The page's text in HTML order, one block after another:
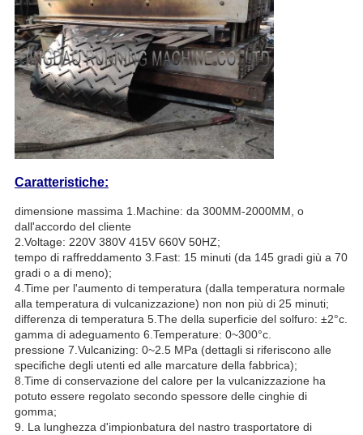
Caratteristiche:
dimensione massima 1.Machine: da 300MM-2000MM , o
dall'accordo del cliente
2.Voltage: 220V 380V 415V 660V 50HZ;
tempo di raffreddamento 3.Fast: 15 minuti (da 145 gradi giù a 70
gradi o a di meno);
4.Time per l'aumento di temperatura (dalla temperatura normale
alla temperatura di vulcanizzazione) non non più di 25 minuti;
differenza di temperatura 5.The della superficie del solfuro: ±2°c.
gamma di adeguamento 6.Temperature: 0~300°c.
pressione 7.Vulcanizing: 0~2.5 MPa (dettagli si riferiscono alle
specifiche degli utenti ed alle marcature della fabbrica);
8.Time di conservazione del calore per la vulcanizzazione ha
potuto essere regolato secondo spessore delle cinghie di
gomma;
9. La lunghezza d'impionbatura del nastro trasportatore di